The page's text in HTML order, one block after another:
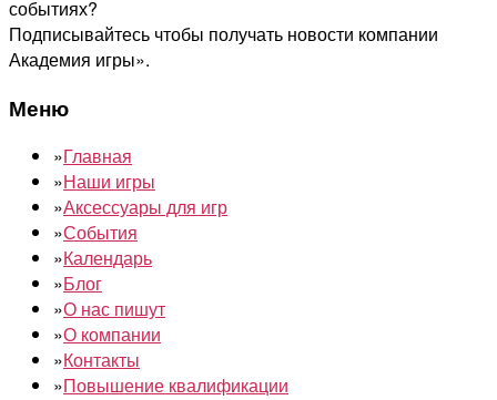
событиях?
Подписывайтесь чтобы получать новости компании
Академия игры».
Меню
»Главная
»Наши игры
»Аксессуары для игр
»События
»Календарь
»Блог
»О нас пишут
»О компании
»Контакты
»Повышение квалификации